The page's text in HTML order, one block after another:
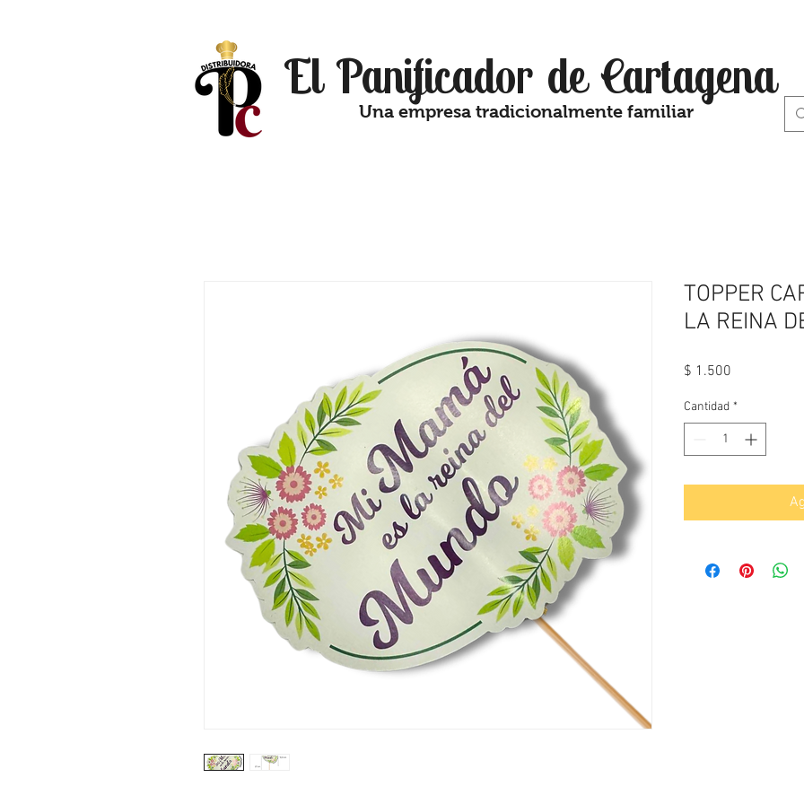
El Panificador de Cartagena
Una empresa tradicionalmente familiar
TOPPER
LA REINA
$ 1.500
Cantidad *